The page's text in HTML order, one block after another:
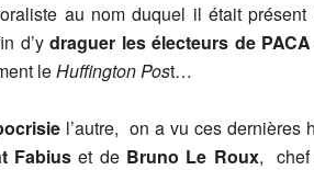
au nom duquel il était
d’ydraguer les électeurs de
leHuffington Post…
l’autre, on a vu ces dernières
Fabius et de Bruno Le Roux, chef